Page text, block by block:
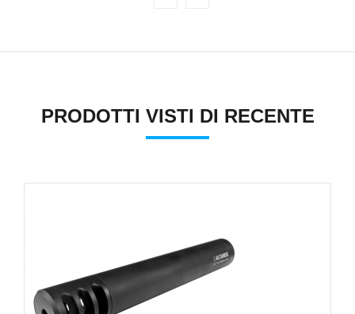
PRODOTTI VISTI DI RECENTE